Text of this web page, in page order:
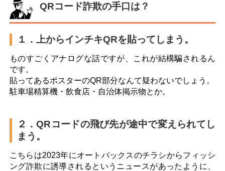
QRコード詐欺の手口は？
１．上からインチキQRを貼ってしまう。
ものすごくアナログな話ですが、これが結構騙されるん
です。
貼ってあるポスターのQR部分なんて疑わないでしょう。
駐車場精算機・飲食店・自治体掲示物とか。
２．QRコードの飛び先が途中で変えられてし
まう。
こちらは2023年にオートバックスのチラシからフィッシ
ング詐欺に誘導されるというニュースがあったように、